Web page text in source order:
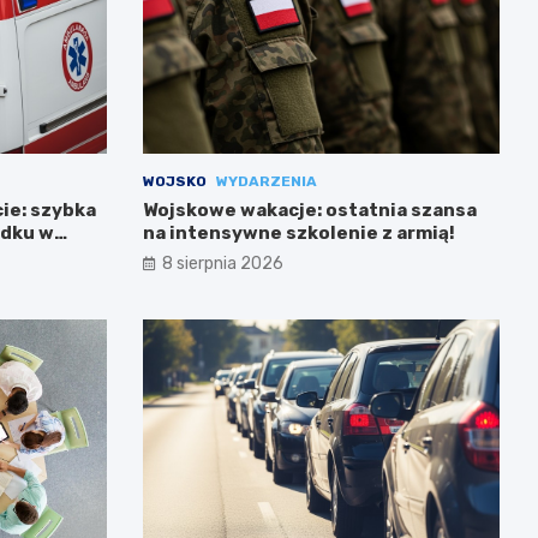
szybka
w
WOJSKO WYDARZENIA
Wojskowe wakacje: ostatnia szansa
na intensywne szkolenie z armią!
8 sierpnia 2026